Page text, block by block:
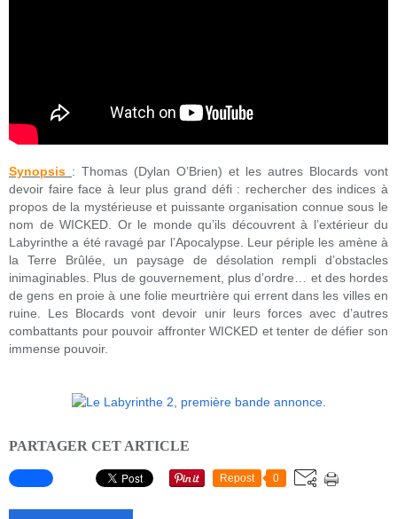
Synopsis : Thomas (Dylan O’Brien) et les autres Blocards vont
devoir faire face à leur plus grand défi : rechercher des indices à
propos de la mystérieuse et puissante organisation connue sous le
nom de WICKED. Or le monde qu’ils découvrent à l’extérieur du
Labyrinthe a été ravagé par l’Apocalypse. Leur périple les amène à
la Terre Brûlée, un paysage de désolation rempli d’obstacles
inimaginables. Plus de gouvernement, plus d’ordre… et des hordes
de gens en proie à une folie meurtrière qui errent dans les villes en
ruine. Les Blocards vont devoir unir leurs forces avec d’autres
combattants pour pouvoir affronter WICKED et tenter de défier son
immense pouvoir.
PARTAGER CET ARTICLE
Repost 0